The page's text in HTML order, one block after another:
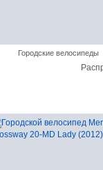
Городские велосипеды